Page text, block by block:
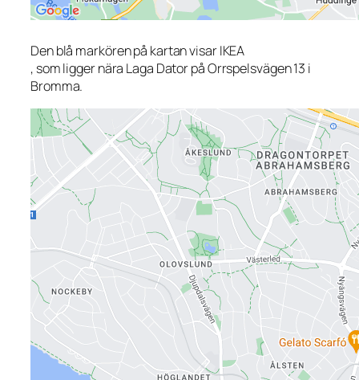
Den blå markören på kartan visar IKEA
, som ligger nära Laga Dator på Orrspelsvägen 13 i
Bromma.